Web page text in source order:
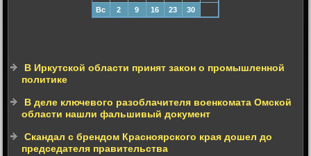
Вс
2 9 16 23 30
В Иркутской области принят закон о промышленной
политике
В деле ключевого разоблачителя военкомата Омской
области нашли фальшивый документ
Cкандал с брендом Красноярского края дошел до
председателя правительства